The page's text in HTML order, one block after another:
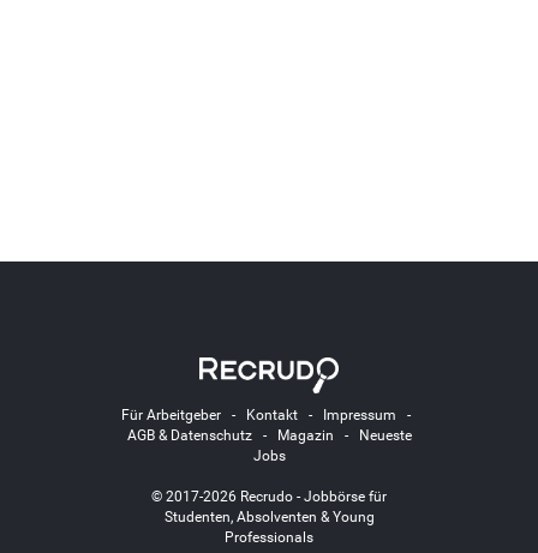
Für Arbeitgeber- Kontakt- Impressum -
AGB & Datenschutz- Magazin -
Neueste
Jobs
© 2017-2026 Recrudo - Jobbörse für
Studenten, Absolventen & Young
Professionals